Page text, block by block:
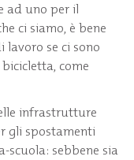
ad uno per il
ci siamo, è bene
se ci sono
come
infrastrutture
gli spostamenti
scuola: sebbene sia